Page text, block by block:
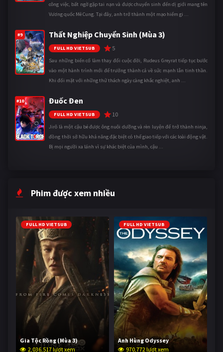
công việc, bất ngờ gặp tai nạn và được chuyển sinh đến dị giới mang tên
Vương quốc Mê Cung. Tại đây, anh trở thành một mạo hiểm gi ...
#9 Thất Nghiệp Chuyển Sinh (Mùa 3)
FULL HD VIETSUB 5
Sau những biến cố làm thay đổi cuộc đời, Rudeus Greyrat tiếp tục bước
vào một hành trình mới để trưởng thành cả về sức mạnh lẫn tinh thần.
Khi đối mặt với những thử thách ngày càng khắc nghiệt, anh ...
#10 Đuốc Đen
FULL HD VIETSUB 10
Jirô là một cậu bé được ông nuôi dưỡng và rèn luyện để trở thành ninja,
đồng thời sở hữu khả năng đặc biệt có thể giao tiếp với các loài động vật.
Bị mọi người xa lánh vì sự khác biệt của mình, cậu ...
Phim được xem nhiều
FULL HD VIETSUB
Gia Tộc Rồng (Mùa 3)
2,036,517 lượt xem
FULL HD VIETSUB
Anh Hùng Odyssey
970,772 lượt xem